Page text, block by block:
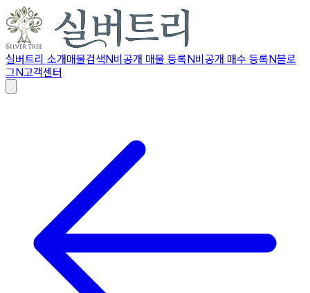
실버트리 소개매물검색N비공개 매물 등록N비공개 매수 등록N블로
그N고객센터